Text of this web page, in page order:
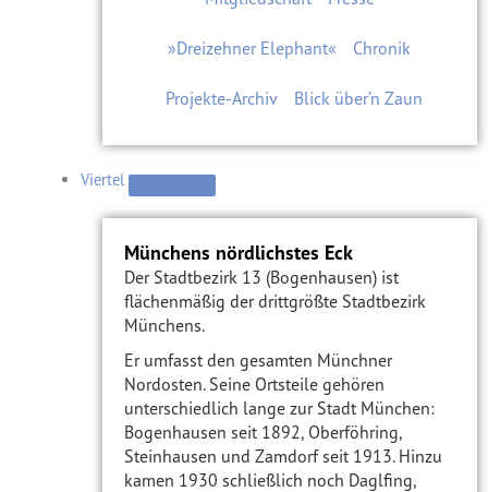
»Dreizehner Elephant« Chronik
Projekte-Archiv Blick über’n Zaun
Viertel
Münchens nördlichstes Eck
Der Stadtbezirk 13 (Bogenhausen) ist
flächenmäßig der drittgrößte Stadtbezirk
Münchens.
Er umfasst den gesamten Münchner
Nordosten. Seine Ortsteile gehören
unterschiedlich lange zur Stadt München:
Bogenhausen seit 1892, Oberföhring,
Steinhausen und Zamdorf seit 1913. Hinzu
kamen 1930 schließlich noch Daglfing,